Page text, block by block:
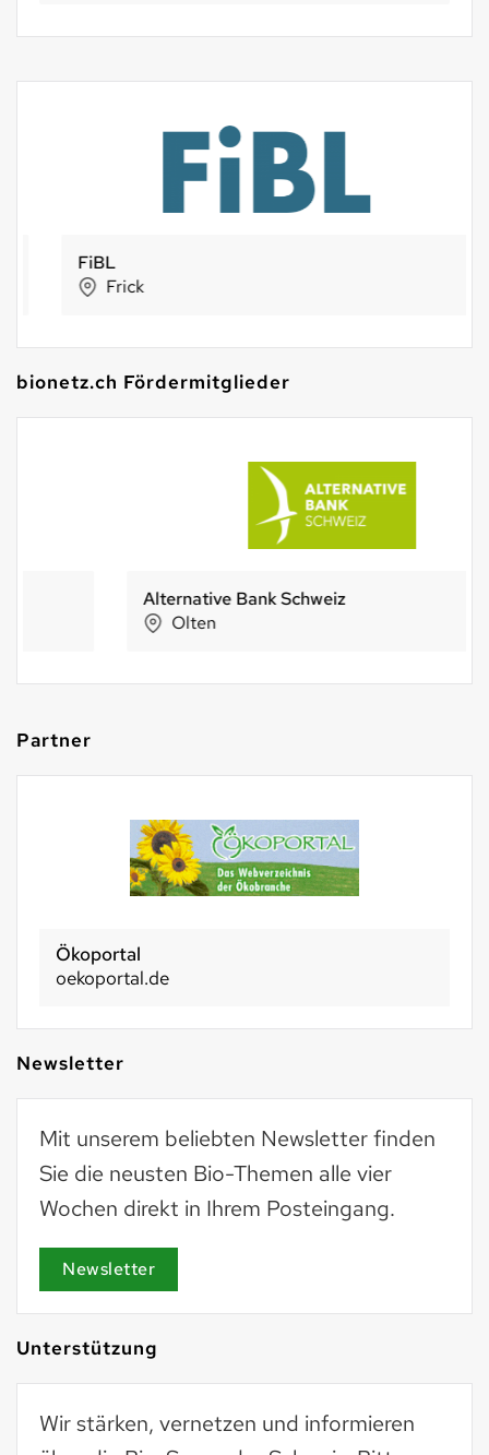
FiBL
Frick
bionetz.ch Fördermitglieder
Alternative Bank Schweiz
Partner
Ökoportal
oekoportal.de
Newsletter
Mit unserem beliebten Newsletter finden
Sie die neusten Bio-Themen alle vier
Wochen direkt in Ihrem Posteingang.
Newsletter
Unterstützung
Wir stärken, vernetzen und informieren